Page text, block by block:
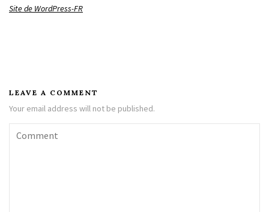
Site de WordPress-FR
LEAVE A COMMENT
Your email address will not be published.